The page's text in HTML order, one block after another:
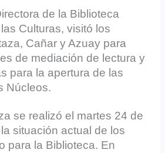
de la Biblioteca
Culturas, visitó los
Cañar y Azuay para
de mediación de lectura y
para la apertura de las
Núcleos.
se realizó el martes 24 de
situación actual de los
para la Biblioteca. En